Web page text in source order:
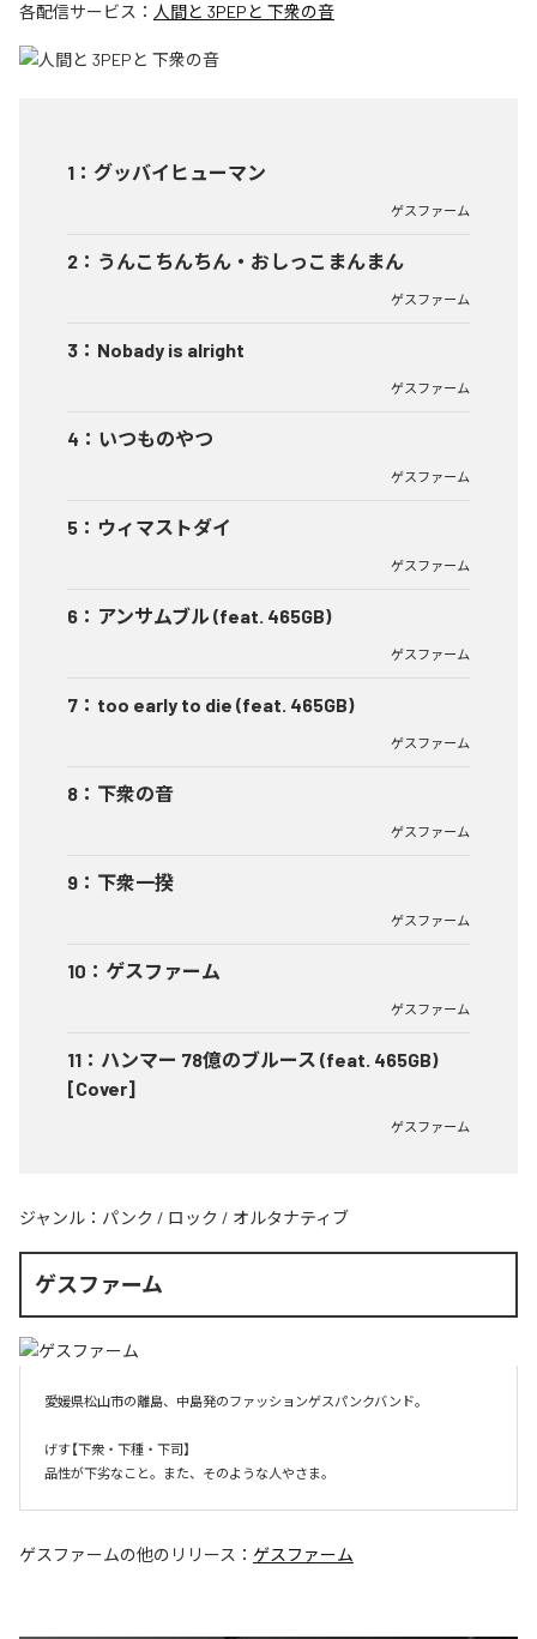
各配信サービス： 人間と 3PEPと 下衆の音
1 ： グッバイヒューマン
ゲスファーム
2 ： うんこちんちん・おしっこまんまん
ゲスファーム
3 ： Nobady is alright
ゲスファーム
4 ： いつものやつ
ゲスファーム
5 ： ウィマストダイ
ゲスファーム
6 ： アンサムブル (feat. 465GB)
ゲスファーム
7 ： too early to die (feat. 465GB)
ゲスファーム
8 ： 下衆の音
ゲスファーム
9 ： 下衆一揆
ゲスファーム
10 ： ゲスファーム
ゲスファーム
11 ： ハンマー 78億のブルース (feat. 465GB)
[Cover]
ゲスファーム
ジャンル： パンク / ロック / オルタナティブ
ゲスファーム
愛媛県松山市の離島、中島発のファッションゲスパンクバンド。
げす【下衆・下種・下司】
品性が下劣なこと。また、そのような人やさま。
ゲスファームの他のリリース： ゲスファーム